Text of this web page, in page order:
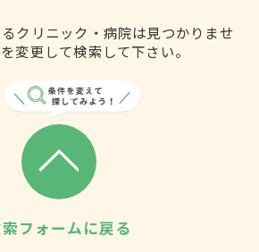
クリニック・病院は見つかりませ
変更して検索して下さい。
フォームに戻る